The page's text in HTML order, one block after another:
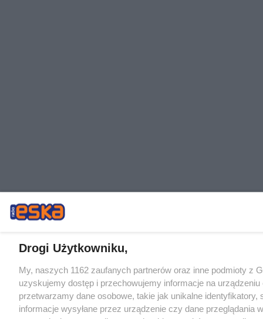
Drogi Użytkowniku,
My, naszych 1162 zaufanych partnerów oraz inne podmioty z
uzyskujemy dostęp i przechowujemy informacje na urządzeniu
przetwarzamy dane osobowe, takie jak unikalne identyfikatory,
informacje wysyłane przez urządzenie czy dane przeglądania